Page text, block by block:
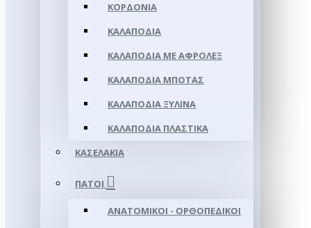
ΚΟΡΔΌΝΙΑ
ΚΑΛΑΠΌΔΙΑ
ΚΑΛΑΠΌΔΙΑ ΜΕ ΑΦΡΟΛΕΞ
ΚΑΛΑΠΌΔΙΑ ΜΠΌΤΑΣ
ΚΑΛΑΠΌΔΙΑ ΞΎΛΙΝΑ
ΚΑΛΑΠΌΔΙΑ ΠΛΑΣΤΙΚΆ
ΚΑΣΕΛΆΚΙΑ
ΠΆΤΟΙ
ΑΝΑΤΟΜΙΚΟΊ - ΟΡΘΟΠΕΔΙΚΟΊ